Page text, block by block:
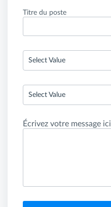
Titre du poste
Select Value
Select Value
Écrivez votre message ici